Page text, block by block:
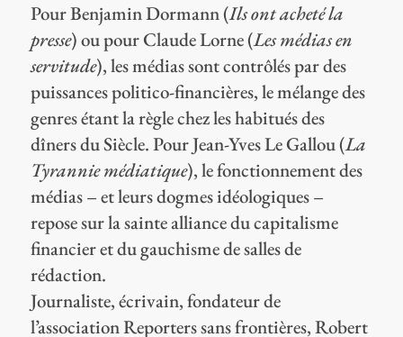
Pour Benjamin Dormann (Ils ont acheté la
presse) ou pour Claude Lorne (Les médias en
servitude), les médias sont contrôlés par des
puissances politico-financières, le mélange des
genres étant la règle chez les habitués des
dîners du Siècle. Pour Jean-Yves Le Gallou (La
Tyrannie médiatique), le fonctionnement des
médias – et leurs dogmes idéologiques –
repose sur la sainte alliance du capitalisme
financier et du gauchisme de salles de
rédaction.
Journaliste, écrivain, fondateur de
l’association Reporters sans frontières, Robert